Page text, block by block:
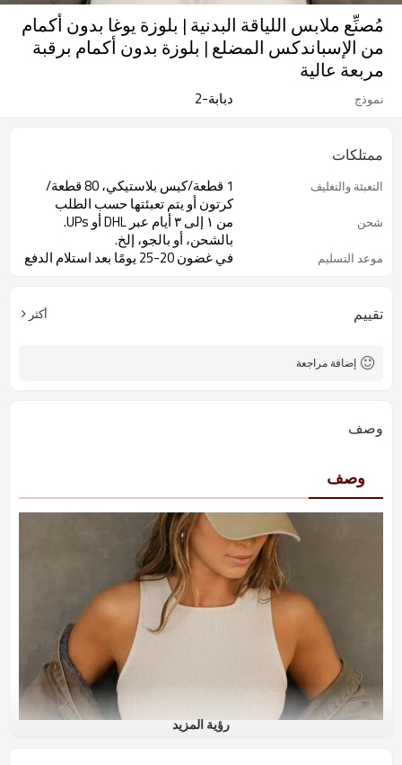
مُصنِّع ملابس اللياقة البدنية | بلوزة يوغا بدون أكمام
من الإسباندكس المضلع | بلوزة بدون أكمام برقبة
مربعة عالية
نموذج دبابة-2
ممتلكات
التعبئة والتغليف
1 قطعة/كيس بلاستيكي، 80 قطعة/
كرتون أو يتم تعبئتها حسب الطلب
شحن
من ١ إلى ٣ أيام عبر DHL أو UPs.
بالشحن، أو بالجو، إلخ.
موعد التسليم في غضون 20-25 يومًا بعد استلام الدفع
تقييم أكثر
إضافة مراجعة
وصف
وصف
رؤية المزيد